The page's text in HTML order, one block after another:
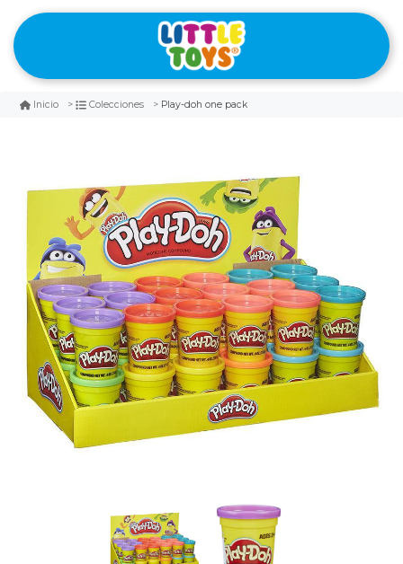
Inicio Colecciones Play-doh one pack